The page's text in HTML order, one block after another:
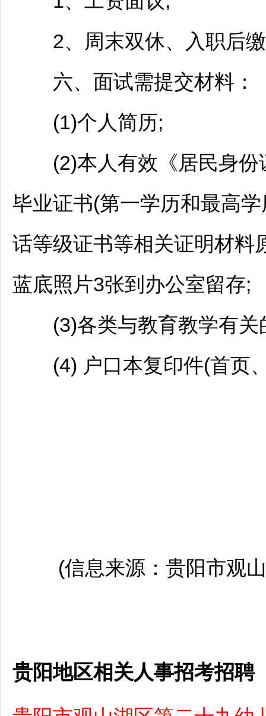
2、周末双休、入职后缴
六、面试需提交材料：
(1)个人简历;
(2)本人有效《居民身份
毕业证书(第一学历和最高
话等级证书等相关证明材料
蓝底照片3张到办公室留存;
(3)各类与教育教学有关
(4) 户口本复印件(首页
(信息来源： 贵阳市观
贵阳地区相关人事招考招聘